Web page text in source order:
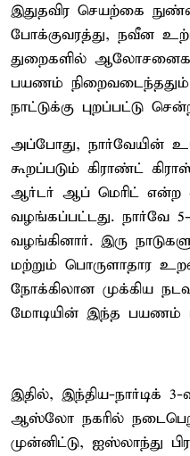
இதுதவிர செயற்கை
போக்குவரத்து, நவீன
துறைகளில்
பயணம்
நாட்டுக்கு புறப்பட்டு
அப்போது, நார்வேயின்
கூறப்படும் கிராண்ட்
ஆர்டர் ஆப் மெரிட் என்ற
வழங்கப்பட்டது. நார்வே
வழங்கினார். இரு
மற்றும் பொருளாதார
நோக்கிலான முக்கிய
மோடியின் இந்த பயணம்
இதில், இந்திய-நார்டிக்
ஆஸ்லோ நகரில்
முன்னிட்டு, ஐஸ்லாந்து